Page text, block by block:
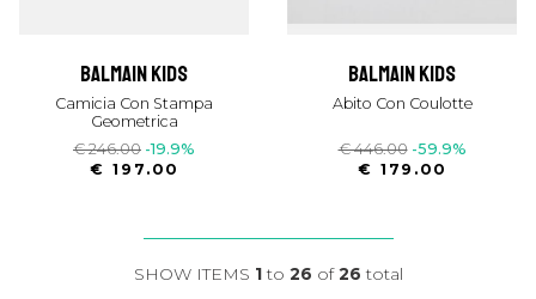
balmain kids
Camicia Con Stampa
Geometrica
€ 246.00 -19.9%
€ 197.00
balmain kids
Abito Con Coulotte
€ 446.00 -59.9%
€ 179.00
SHOW ITEMS 1to 26 of26 total